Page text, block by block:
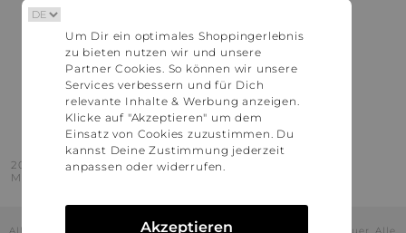
Österreich
Schweiz
France
United States
2016 - 2026 © Stylaholic.
Made for you with love in munich.
Alle Preise inkl. der jeweils geltenden gesetzlichen Mehrwertsteuer. Alle
Um Dir ein optimales Shoppingerlebnis
zu bieten nutzen wir und unsere
Partner Cookies. So können wir unsere
Services verbessern und für Dich
relevante Inhalte & Werbung anzeigen.
Klicke auf "Akzeptieren" um dem
Einsatz von Cookies zuzustimmen. Du
kannst Deine Zustimmung jederzeit
anpassen oder widerrufen.
Akzeptieren